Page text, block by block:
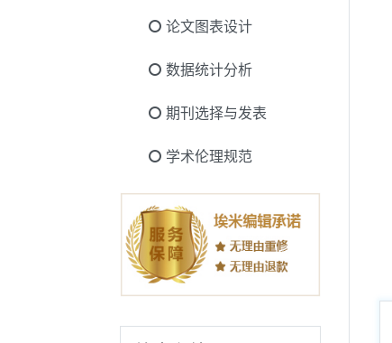
论文图表设计
数据统计分析
期刊选择与发表
学术伦理规范